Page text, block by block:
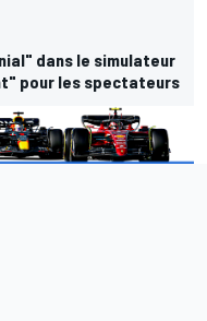
dans le simulateur
pour les spectateurs